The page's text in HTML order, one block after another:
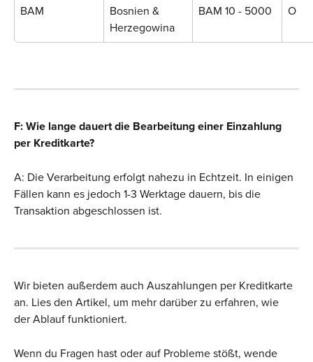
BAM
Bosnien &
Herzegowina
BAM 10 - 5000 O
F: Wie lange dauert die Bearbeitung einer Einzahlung
per Kreditkarte?
A: Die Verarbeitung erfolgt nahezu in Echtzeit. In einigen
Fällen kann es jedoch 1-3 Werktage dauern, bis die
Transaktion abgeschlossen ist.
Wir bieten außerdem auch Auszahlungen per Kreditkarte
an. Lies den Artikel, um mehr darüber zu erfahren, wie
der Ablauf funktioniert.
Wenn du Fragen hast oder auf Probleme stößt, wende